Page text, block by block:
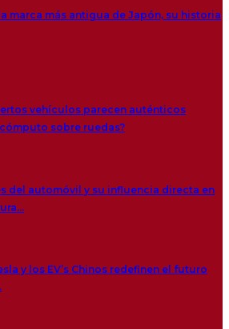
marca más antigua de Japón, su historia
vehículos parecen auténticos
sobre ruedas?
del automóvil y su influencia directa en
y los EV’s Chinos redefinen el futuro